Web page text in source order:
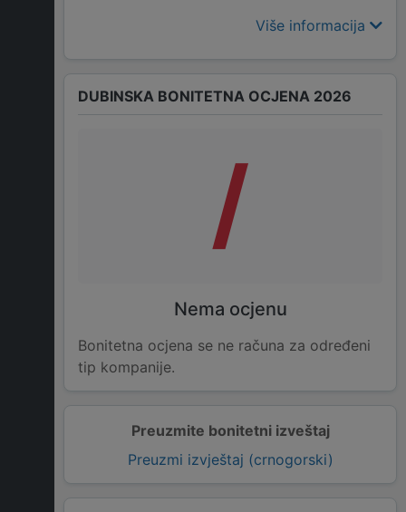
Više informacija
Preuzmite bonitetni izveštaj
Preuzmi izvještaj (crnogorski)
DUBINSKA BONITETNA OCJENA 2026
/
Nema ocjenu
Bonitetna ocjena se ne računa za određeni
tip kompanije.